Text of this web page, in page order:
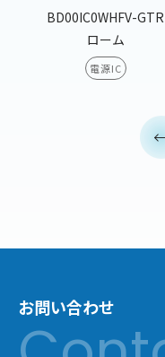
BD00IC0WHFV-GTR
ローム
電源IC
お問い合わせ